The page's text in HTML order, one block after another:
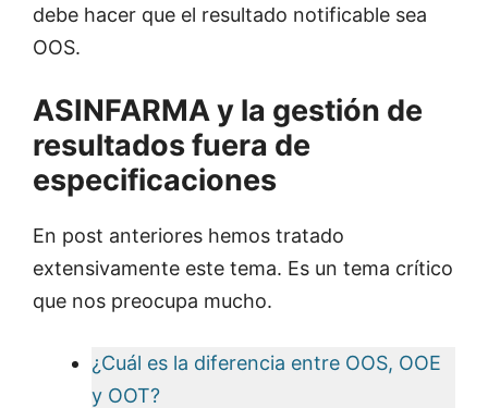
debe hacer que el resultado notificable sea
OOS.
ASINFARMA y la gestión de
resultados fuera de
especificaciones
En post anteriores hemos tratado
extensivamente este tema. Es un tema crítico
que nos preocupa mucho.
¿Cuál es la diferencia entre OOS, OOE
y OOT?